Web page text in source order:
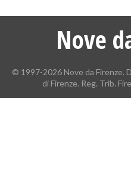
Nove
© 1997-2026 Nove da Firenze.
di Firenze. Reg. Trib.